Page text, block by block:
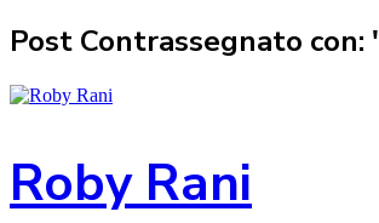
Post Contrassegnato con:
Roby Rani